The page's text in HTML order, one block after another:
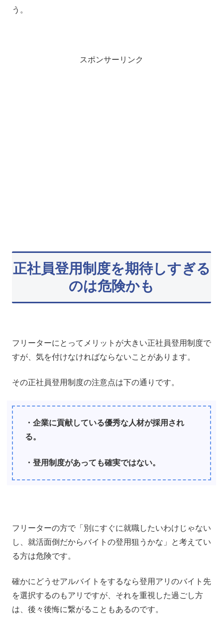
う。
スポンサーリンク
正社員登用制度を期待しすぎる
のは危険かも
フリーターにとってメリットが大きい正社員登用制度で
すが、気を付けなければならないことがあります。
その正社員登用制度の注意点は下の通りです。
・企業に貢献している優秀な人材が採用され
る。
・登用制度があっても確実ではない。
フリーターの方で「別にすぐに就職したいわけじゃない
し、就活面倒だからバイトの登用狙うかな」と考えてい
る方は危険です。
確かにどうせアルバイトをするなら登用アリのバイト先
を選択するのもアリですが、それを重視した過ごし方
は、後々後悔に繋がることもあるのです。